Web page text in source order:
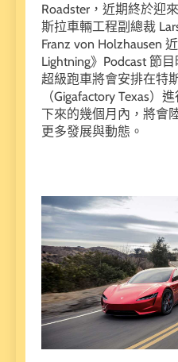
Roadster，近期終於迎
斯拉車輛工程副總裁
Franz von Holzhausen
Lightning》Podcast 節
超級跑車將會安排在特
（Gigafactory Texas）
下來的幾個月內，將會
更多發展與動態。